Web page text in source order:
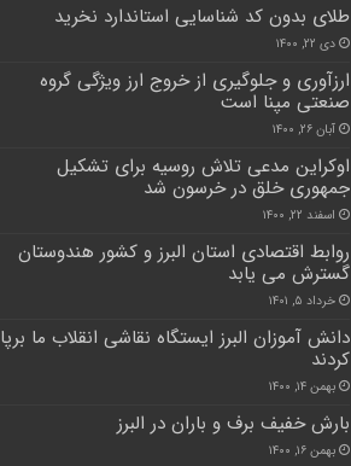
طلای بدون کد شناسایی استاندارد نخرید
دی ۲۲, ۱۴۰۰
ارزآوری و جلوگیری از خروج ارز ویژگی گروه
صنعتی مپنا است
آبان ۲۶, ۱۴۰۰
اوکراین مدعی تلاش روسیه برای تشکیل
جمهوری خلق در خرسون شد
اسفند ۲۲, ۱۴۰۰
روابط اقتصادی استان البرز و کشور هندوستان
گسترش می یابد
خرداد ۵, ۱۴۰۱
دانش آموزان البرز ایستگاه نقاشی انقلاب ما برپا
کردند
بهمن ۱۴, ۱۴۰۰
بارش خفیف برف و باران در البرز
بهمن ۱۶, ۱۴۰۰